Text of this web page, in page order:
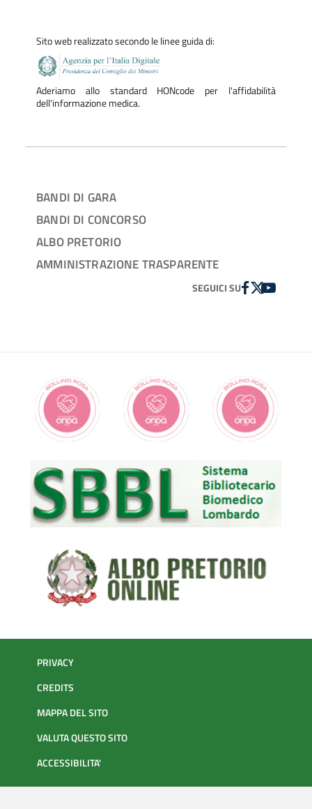
Sito web realizzato secondo le linee guida di:
Aderiamo allo standard HONcode per l'affidabilità
dell'informazione medica.
BANDI DI GARA
BANDI DI CONCORSO
ALBO PRETORIO
AMMINISTRAZIONE TRASPARENTE
SEGUICI SUFACEBOOK
TWITTER
YOUTUBE
PRIVACY
CREDITS
MAPPA DEL SITO
VALUTA QUESTO SITO
ACCESSIBILITA'